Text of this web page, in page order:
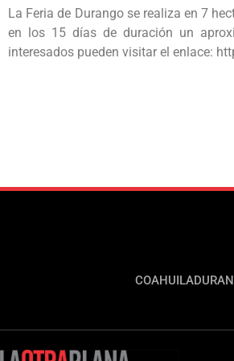
La Feria de Durango se realiza en 7
en los 15 días de duración un
interesados pueden visitar el enlace:
COAHUILA